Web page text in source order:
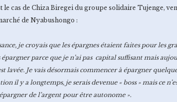
le cas de Chiza Biregei du groupe solidaire Tujenge,
de Nyabushongo :
je croyais que les épargnes étaient faites pour les
épargner parce que je n’ai pas capital suffisant mais
lavée. Je vais désormais commencer à épargner quelque
il y a longtemps, je serais devenue « boss » mais ce
de l’argent pour être autonome ».